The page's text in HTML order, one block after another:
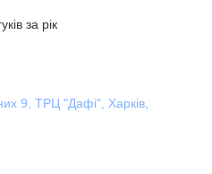
за рік
9, ТРЦ "Дафі", Харків,